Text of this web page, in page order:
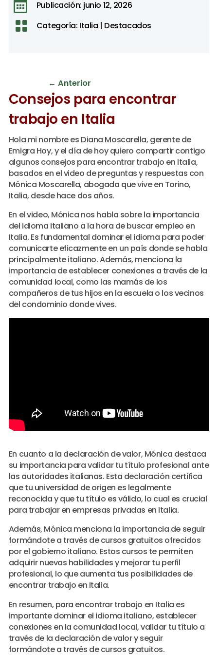
 Publicación: junio 12, 2026
 Categoría: Italia | Destacados
← Anterior
Consejos para encontrar
trabajo en Italia
Hola mi nombre es Diana Moscarella, gerente de
Emigra Hoy, y el día de hoy quiero compartir contigo
algunos consejos para encontrar trabajo en Italia,
basados en el video de preguntas y respuestas con
Mónica Moscarella, abogada que vive en Torino,
Italia, desde hace dos años.
En el video, Mónica nos habla sobre la importancia
del idioma italiano a la hora de buscar empleo en
Italia. Es fundamental dominar el idioma para poder
comunicarte eficazmente en un país donde se habla
principalmente italiano. Además, menciona la
importancia de establecer conexiones a través de la
comunidad local, como las mamás de los
compañeros de tus hijos en la escuela o los vecinos
del condominio donde vives.
En cuanto a la declaración de valor, Mónica destaca
su importancia para validar tu título profesional ante
las autoridades italianas. Esta declaración certifica
que tu universidad de origen es legalmente
reconocida y que tu título es válido, lo cual es crucial
para trabajar en empresas privadas en Italia.
Además, Mónica menciona la importancia de seguir
formándote a través de cursos gratuitos ofrecidos
por el gobierno italiano. Estos cursos te permiten
adquirir nuevas habilidades y mejorar tu perfil
profesional, lo que aumenta tus posibilidades de
encontrar trabajo en Italia.
En resumen, para encontrar trabajo en Italia es
importante dominar el idioma italiano, establecer
conexiones en la comunidad local, validar tu título a
través de la declaración de valor y seguir
formándote a través de cursos gratuitos.